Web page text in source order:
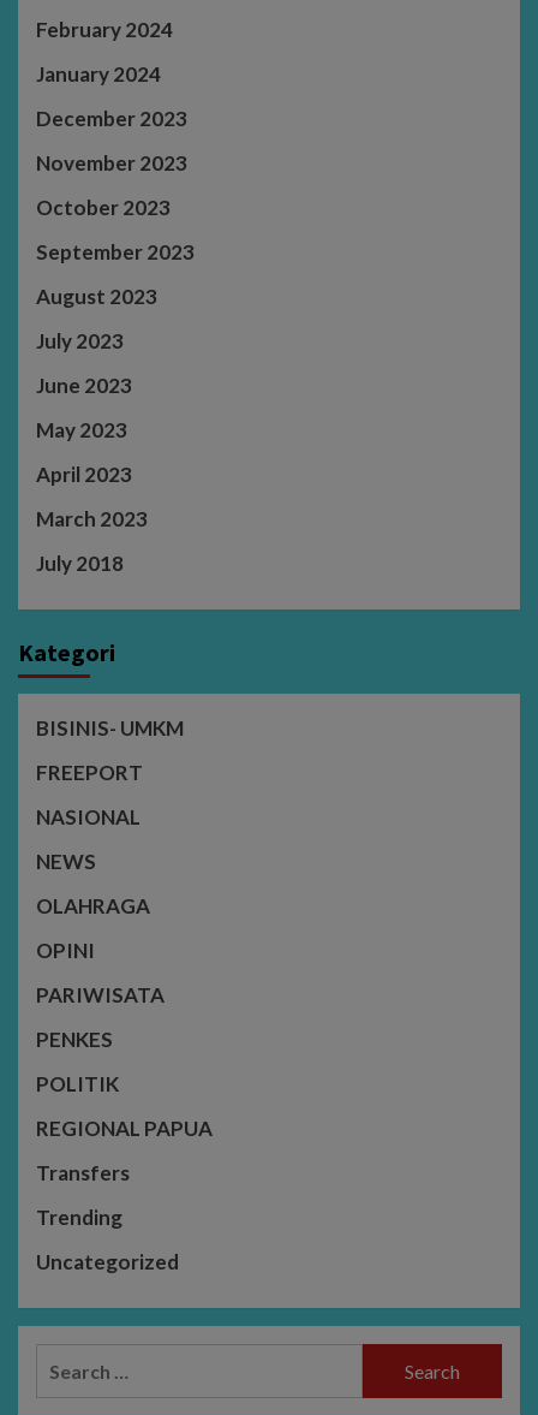
February 2024
January 2024
December 2023
November 2023
October 2023
September 2023
August 2023
July 2023
June 2023
May 2023
April 2023
March 2023
July 2018
Kategori
BISINIS- UMKM
FREEPORT
NASIONAL
NEWS
OLAHRAGA
OPINI
PARIWISATA
PENKES
POLITIK
REGIONAL PAPUA
Transfers
Trending
Uncategorized